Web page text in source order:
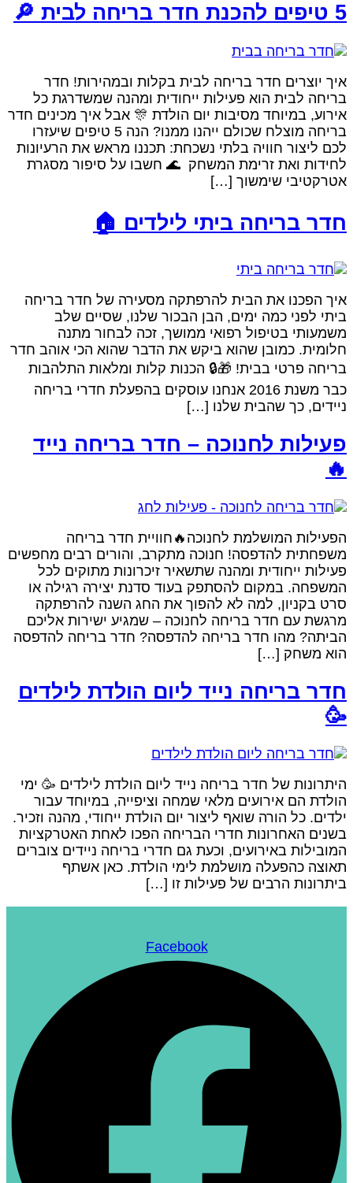
לבית 🔎
יוצרים חדר בריחה לבית בקלות ובמהירות! חדר
לבית הוא פעילות ייחודית ומהנה שמשדרגת כל
במיוחד מסיבות יום הולדת 🎊 אבל איך מכינים חדר
בריחה מוצלח שכולם ייהנו ממנו? הנה 5 טיפים שיעזרו
ליצור חוויה בלתי נשכחת: תכננו מראש את הרעיונות
ואת זרימת המשחק 🌊 חשבו על סיפור מסגרת
שימשוך […]
בריחה ביתי לילדים 🏠
הפכנו את הבית להרפתקה מסעירה של חדר בריחה
לפני כמה ימים, הבן הבכור שלנו, שסיים שלב
בטיפול רפואי ממושך, זכה לבחור מתנה
כמובן שהוא ביקש את הדבר שהוא הכי אוהב חדר
פרטי בבית! 🎁🔒 הכנות קלות ומלאות התלהבות
כבר משנת 2016 אנחנו עוסקים בהפעלת חדרי בריחה
כך שהבית שלנו […]
לחנוכה – חדר בריחה נייד
המושלמת לחנוכה🔥חוויית חדר בריחה
להדפסה! חנוכה מתקרב, והורים רבים מחפשים
ייחודית ומהנה שתשאיר זיכרונות מתוקים לכל
במקום להסתפק בעוד סדנת יצירה רגילה או
בקניון, למה לא להפוך את החג השנה להרפתקה
עם חדר בריחה לחנוכה – שמגיע ישירות אליכם
מהו חדר בריחה להדפסה? חדר בריחה להדפסה
משחק […]
בריחה נייד ליום הולדת לילדים
של חדר בריחה נייד ליום הולדת לילדים 🥳 ימי
הם אירועים מלאי שמחה וציפייה, במיוחד עבור
כל הורה שואף ליצור יום הולדת ייחודי, מהנה וזכיר.
האחרונות חדרי הבריחה הפכו לאחת האטרקציות
באירועים, וכעת גם חדרי בריחה ניידים צוברים
כהפעלה מושלמת לימי הולדת. כאן אשתף
הרבים של פעילות זו […]
Facebook